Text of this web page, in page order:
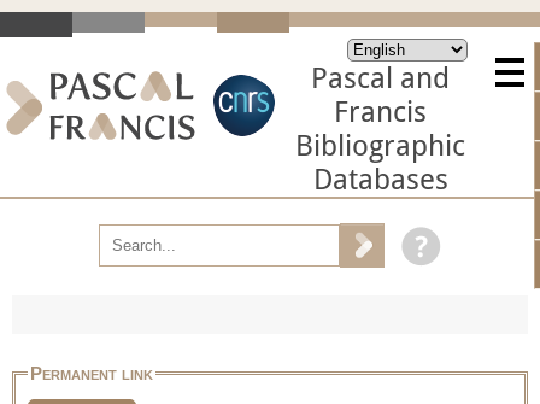
Pascal and
Francis
Bibliographic
Databases
Permanent link